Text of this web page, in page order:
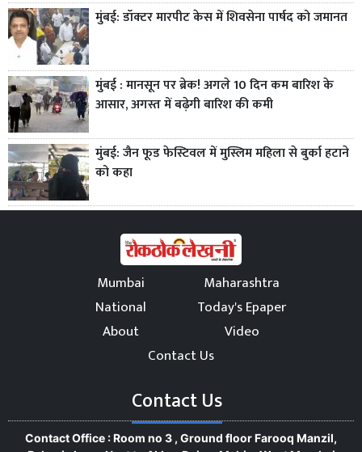
मुंबई: डॉक्टर मारपीट केस में शिवसेना पार्षद को जमानत
मुंबई : मानसून पर ब्रेक! अगले 10 दिन कम बारिश के
आसार, अगस्त में बढ़ेगी बारिश की कमी
मुंबई: जैन फूड फेस्टिवल में मुस्लिम महिला से बुर्का हटाने
को कहा
Mumbai
Maharashtra
National
Today's Epaper
About
Video
Contact Us
Contact Us
Contact Office : Room no 3 , Ground floor Farooq Manzil,